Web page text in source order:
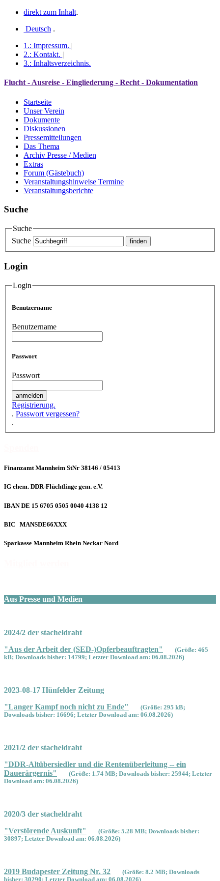
direkt zum Inhalt.
Deutsch .
1.: Impressum. |
2.: Kontakt. |
3.: Inhaltsverzeichnis.
Flucht - Ausreise - Eingliederung - Recht - Dokumentation
Startseite
Unser Verein
Dokumente
Diskussionen
Pressemitteilungen
Das Thema
Archiv Presse / Medien
Extras
Forum (Gästebuch)
Veranstaltungshinweise Termine
Veranstaltungsberichte
Suche
Suche
Suche
Login
Login
Benutzername
Benutzername
Passwort
Passwort
Registrierung.
. Passwort vergessen?
.
Finanzamt Mannheim StNr 38146 / 05413
IG ehem. DDR-Flüchtlinge gem. e.V.
IBAN DE 15 6705 0505 0040 4138 12
BIC MANSDE66XXX
Sparkasse Mannheim Rhein Neckar Nord
Aus Presse und Medien
2024/2 der stacheldraht
"Aus der Arbeit der (SED-)Opferbeauftragten"
(Größe: 465
kB; Downloads bisher: 14799; Letzter Download am: 06.08.2026)
2023-08-17 Hünfelder Zeitung
"Langer Kampf noch nicht zu Ende"
(Größe: 295 kB;
Downloads bisher: 16696; Letzter Download am: 06.08.2026)
2021/2 der stacheldraht
"DDR-Altübersiedler und die Rentenüberleitung -- ein
Dauerärgernis"
(Größe: 1.74 MB; Downloads bisher: 25944; Letzter
Download am: 06.08.2026)
2020/3 der stacheldraht
"Verstörende Auskunft"
(Größe: 5.28 MB; Downloads bisher:
30897; Letzter Download am: 06.08.2026)
2019 Budapester Zeitung Nr. 32
(Größe: 8.2 MB; Downloads
bisher: 30290; Letzter Download am: 06.08.2026)